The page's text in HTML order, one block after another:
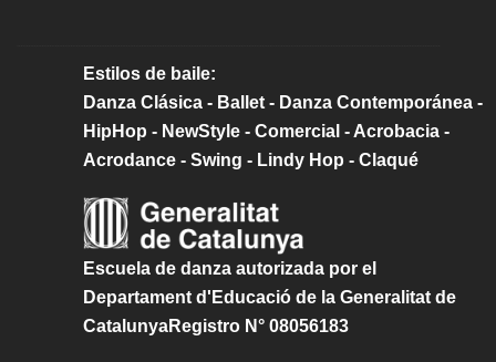
Estilos de baile:
Danza Clásica - Ballet - Danza Contemporánea -
HipHop - NewStyle - Comercial - Acrobacia -
Acrodance - Swing - Lindy Hop - Claqué
Escuela de danza autorizada por el
Departament d'Educació de la Generalitat de
CatalunyaRegistro N° 08056183